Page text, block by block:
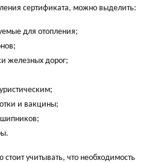
сертификата, можно выделить:
для отопления;
железных дорог;
и вакцины;
учитывать, что необходимость